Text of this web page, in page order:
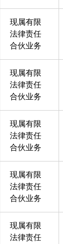
现属有限
法律责任
合伙业务
现属有限
法律责任
合伙业务
现属有限
法律责任
合伙业务
现属有限
法律责任
合伙业务
现属有限
法律责任